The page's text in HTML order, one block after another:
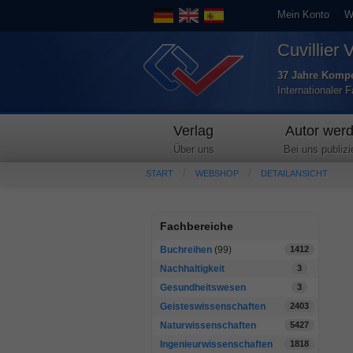
Mein Konto
Cuvillier
37 Jahre
Internationaler
Verlag
Über uns
Autor
Bei uns
START WEBSHOP DETAILANSICHT
Fachbereiche
Buchreihen (99) 1412
Nachhaltigkeit 3
Gesundheitswesen 3
Geisteswissenschaften 2403
Naturwissenschaften 5427
Ingenieurwissenschaften 1818